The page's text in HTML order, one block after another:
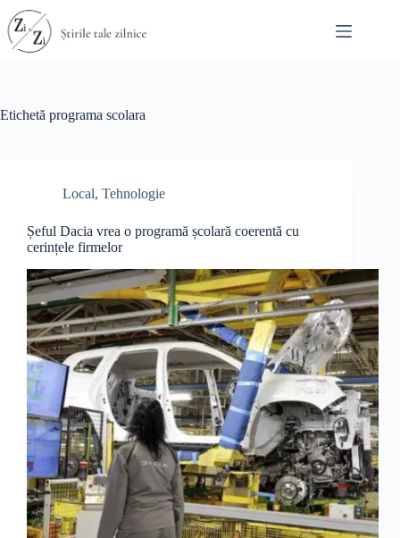
la
conținut
Etichetă programa scolara
Local, Tehnologie
Șeful Dacia vrea o programă școlară coerentă cu
cerințele firmelor